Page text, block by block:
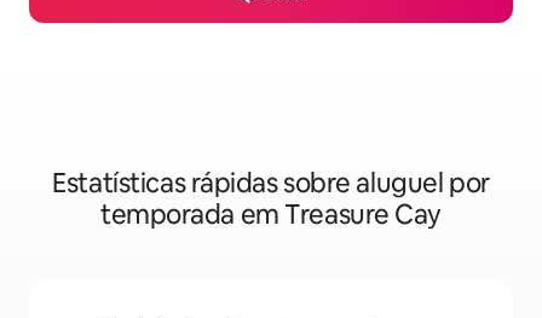
Estatísticas rápidas sobre aluguel por
temporada em Treasure Cay